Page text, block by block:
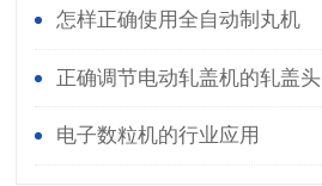
怎样正确使用全自动制丸机
正确调节电动轧盖机的轧盖头
电子数粒机的行业应用